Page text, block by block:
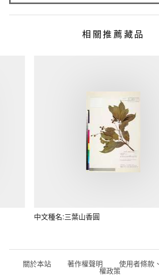
相關推薦藏品
中文種名:三葉山香圓
關於本站 著作權聲明 使用者條款
權政策